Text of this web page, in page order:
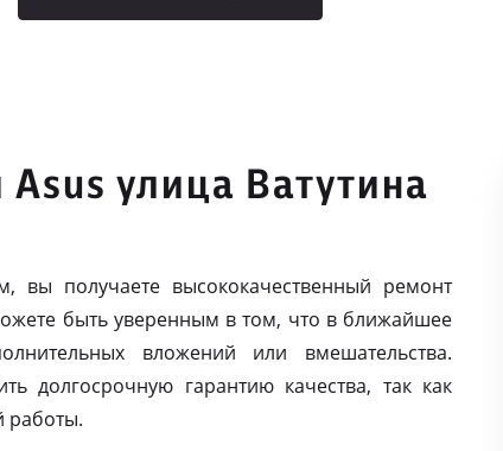
Asus улица Ватутина
вы получаете высококачественный ремонт
быть уверенным в том, что в ближайшее
вложений или вмешательства.
долгосрочную гарантию качества, так как
работы.